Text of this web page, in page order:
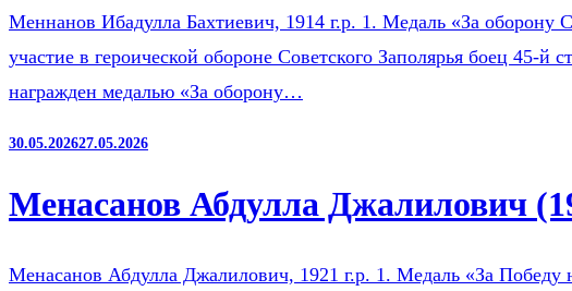
Меннанов Ибадулла Бахтиевич, 1914 г.р. 1. Медаль «За оборону
участие в героической обороне Советского Заполярья боец 45-
награжден медалью «За оборону…
30.05.202627.05.2026
Менасанов Абдулла Джалилович
Менасанов Абдулла Джалилович, 1921 г.р. 1. Медаль «За Победу